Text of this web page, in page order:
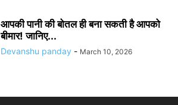
आपकी पानी की बोतल ही बना सकती है आपको
बीमार! जानिए...
Devanshu panday - March 10, 2026